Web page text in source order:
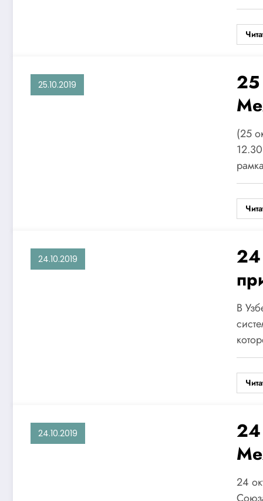
25.10.2019
25
(25
24.10.2019
24
В
24.10.2019
24
24